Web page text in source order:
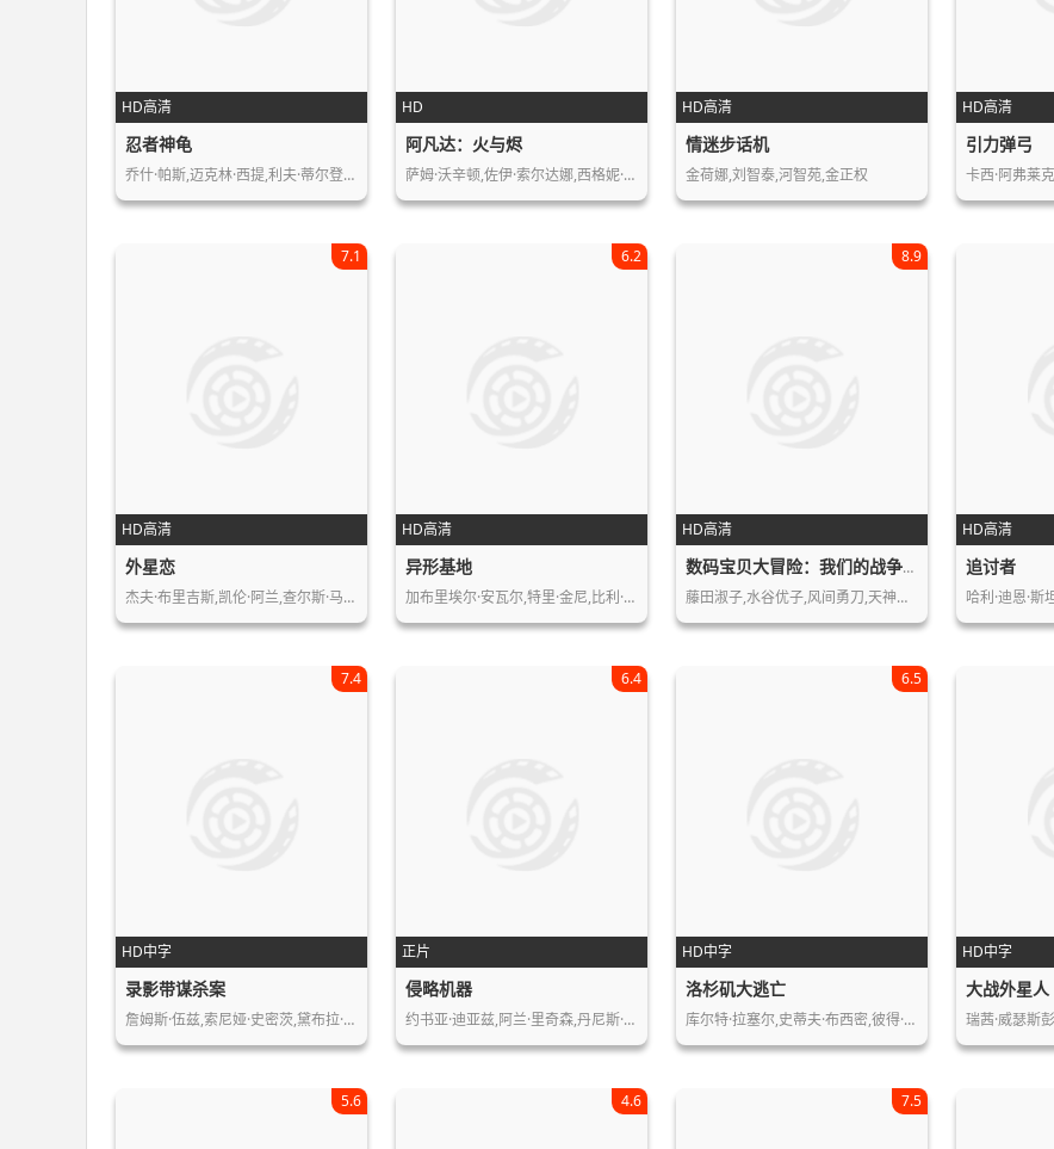
HD高清
忍者神龟
乔什·帕斯,迈克林·西提,利夫·蒂尔登…
HD
阿凡达：火与烬
萨姆·沃辛顿,佐伊·索尔达娜,西格妮·…
HD高清
情迷步话机
金荷娜,刘智泰,河智苑,金正权
HD高清
引力弹弓
卡西·阿弗莱
HD高清
7.1
外星恋
杰夫·布里吉斯,凯伦·阿兰,查尔斯·马…
HD高清
6.2
异形基地
加布里埃尔·安瓦尔,特里·金尼,比利·…
HD高清
8.9
数码宝贝大冒险：我们的战争游戏！
藤田淑子,水谷优子,风间勇刀,天神有海…
HD高清
追讨者
哈利·迪恩·
HD中字
7.4
录影带谋杀案
詹姆斯·伍兹,索尼娅·史密茨,黛布拉·…
正片
6.4
侵略机器
约书亚·迪亚兹,阿兰·里奇森,丹尼斯·…
HD中字
6.5
洛杉矶大逃亡
库尔特·拉塞尔,史蒂夫·布西密,彼得·…
HD中字
大战外星人
瑞茜·威瑟斯
5.6 4.6 7.5